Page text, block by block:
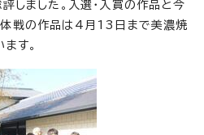
しました。入選・入賞の作品と今
戦の作品は4月13日まで美濃焼
す。